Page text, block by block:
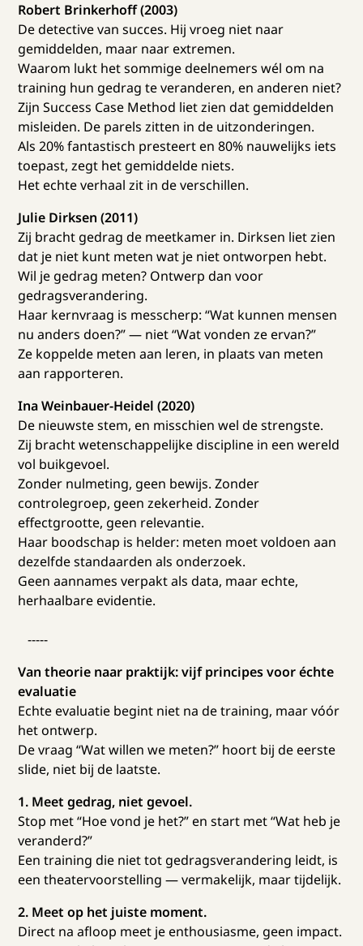
Robert Brinkerhoff (2003)
De detective van succes. Hij vroeg niet naar
gemiddelden, maar naar extremen.
Waarom lukt het sommige deelnemers wél om na
training hun gedrag te veranderen, en anderen niet?
Zijn Success Case Method liet zien dat gemiddelden
misleiden. De parels zitten in de uitzonderingen.
Als 20% fantastisch presteert en 80% nauwelijks iets
toepast, zegt het gemiddelde niets.
Het echte verhaal zit in de verschillen.
Julie Dirksen (2011)
Zij bracht gedrag de meetkamer in. Dirksen liet zien
dat je niet kunt meten wat je niet ontworpen hebt.
Wil je gedrag meten? Ontwerp dan voor
gedragsverandering.
Haar kernvraag is messcherp: “Wat kunnen mensen
nu anders doen?” — niet “Wat vonden ze ervan?”
Ze koppelde meten aan leren, in plaats van meten
aan rapporteren.
Ina Weinbauer-Heidel (2020)
De nieuwste stem, en misschien wel de strengste.
Zij bracht wetenschappelijke discipline in een wereld
vol buikgevoel.
Zonder nulmeting, geen bewijs. Zonder
controlegroep, geen zekerheid. Zonder
effectgrootte, geen relevantie.
Haar boodschap is helder: meten moet voldoen aan
dezelfde standaarden als onderzoek.
Geen aannames verpakt als data, maar echte,
herhaalbare evidentie.
-----
Van theorie naar praktijk: vijf principes voor échte
evaluatie
Echte evaluatie begint niet na de training, maar vóór
het ontwerp.
De vraag “Wat willen we meten?” hoort bij de eerste
slide, niet bij de laatste.
1. Meet gedrag, niet gevoel.
Stop met “Hoe vond je het?” en start met “Wat heb je
veranderd?”
Een training die niet tot gedragsverandering leidt, is
een theatervoorstelling — vermakelijk, maar tijdelijk.
2. Meet op het juiste moment.
Direct na afloop meet je enthousiasme, geen impact.